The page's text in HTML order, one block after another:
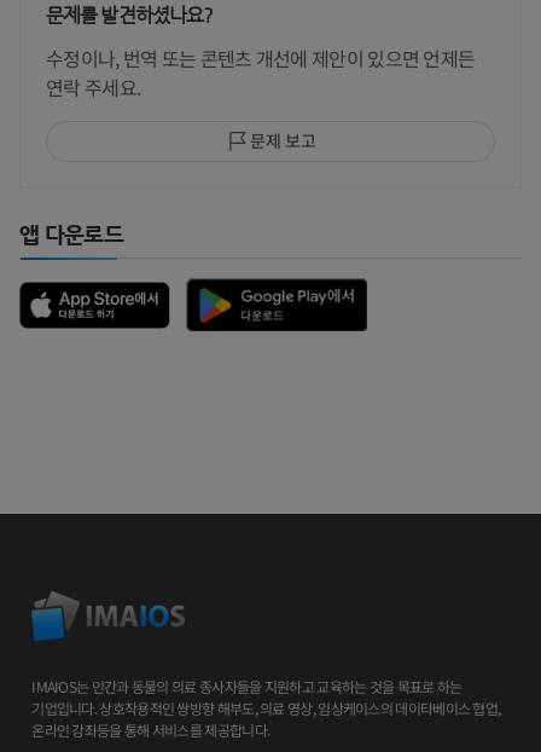
문제를 발견하셨나요?
수정이나, 번역 또는 콘텐츠 개선에 제안이 있으면 언제든
연락 주세요.
문제 보고
앱 다운로드
IMAIOS는 인간과 동물의 의료 종사자들을 지원하고 교육하는 것을 목표로 하는
기업입니다. 상호작용적인 쌍방향 해부도, 의료 영상, 임상케이스의 데이타베이스 협업,
온라인 강좌등을 통해 서비스를 제공합니다.